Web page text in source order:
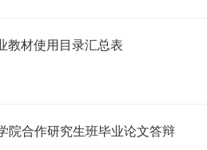
教材使用目录汇总表
院合作研究生班毕业论文答辩